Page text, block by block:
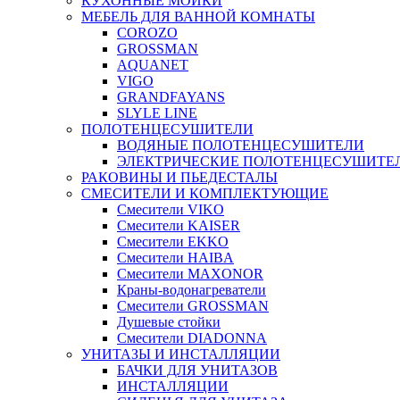
МЕБЕЛЬ ДЛЯ ВАННОЙ КОМНАТЫ
COROZO
GROSSMAN
AQUANET
VIGO
GRANDFAYANS
SLYLE LINE
ПОЛОТЕНЦЕСУШИТЕЛИ
ВОДЯНЫЕ ПОЛОТЕНЦЕСУШИТЕЛИ
ЭЛЕКТРИЧЕСКИЕ
РАКОВИНЫ И ПЬЕДЕСТАЛЫ
СМЕСИТЕЛИ И КОМПЛЕКТУЮЩИЕ
Смесители VIKO
Смесители KAISER
Смесители EKKO
Смесители HAIBA
Смесители MAXONOR
Краны-водонагреватели
Смесители GROSSMAN
Душевые стойки
Смесители DIADONNA
УНИТАЗЫ И ИНСТАЛЛЯЦИИ
БАЧКИ ДЛЯ УНИТАЗОВ
ИНСТАЛЛЯЦИИ